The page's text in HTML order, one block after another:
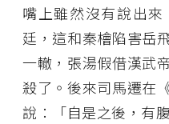
嘴上雖然沒有說出
廷，這和秦檜陷害岳
一轍，張湯假借漢武
殺了。後來司馬遷在
說：「自是之後，有